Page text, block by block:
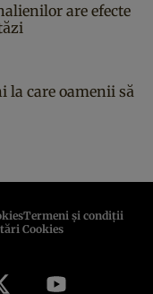
are efecte
la care oamenii să
Termeni şi condiţii
Cookies